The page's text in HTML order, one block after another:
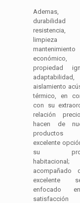
durabilidad
resistencia,
limpieza
mantenimiento
económico,
propiedad
adaptabilidad,
aislamiento
térmico, en
con su
relación
hacen de
productos
excelente
su
habitacional;
acompañado
excelente
enfocado